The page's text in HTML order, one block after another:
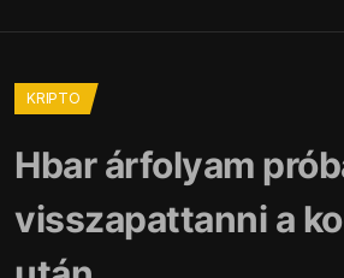
KRIPTO
Hbar árfolyam
visszapattanni a